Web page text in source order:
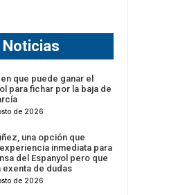
que puede ganar el
para fichar por la baja de
de 2026
una opción que
inmediata para
del Espanyol pero que
exenta de dudas
de 2026